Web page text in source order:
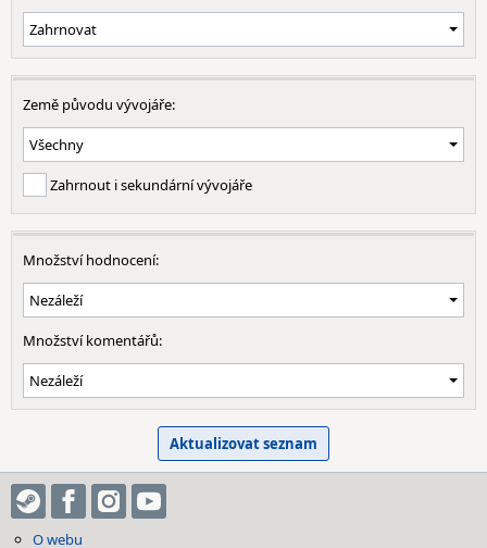
Země původu vývojáře:
Zahrnout i sekundární vývojáře
Množství hodnocení:
Množství komentářů:
O webu